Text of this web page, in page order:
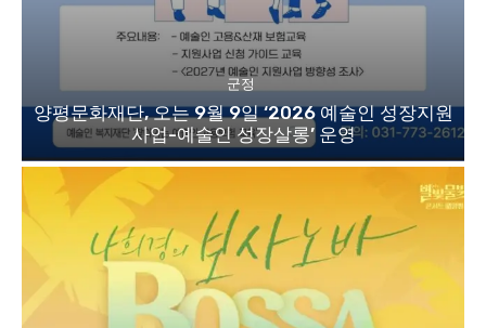
군정
양평문화재단, 오는 9월 9일 ‘2026 예술인 성장지원
사업-예술인 성장살롱’ 운영